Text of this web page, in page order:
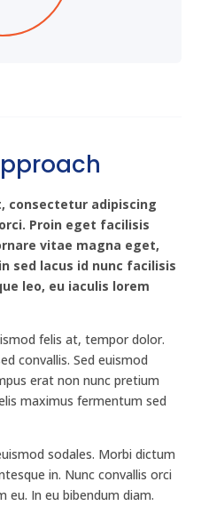
consectetur adipiscing
Proin eget facilisis
vitae magna eget,
sed lacus id nunc facilisis
leo, eu iaculis lorem
felis at, tempor dolor.
convallis. Sed euismod
erat non nunc pretium
maximus fermentum sed
sodales. Morbi dictum
in. Nunc convallis orci
eu. In eu bibendum diam.